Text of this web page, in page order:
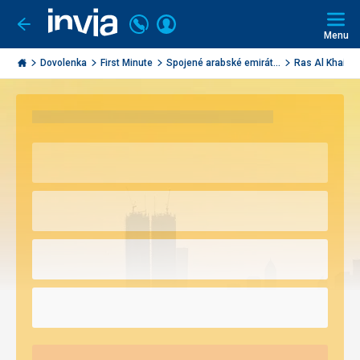
Ísť
späť
Invia.sk
Volajte
+421
2
3221
0491
Prihlásiť
Menu
Dovolenka First Minute Spojené arabské emirát... Ras Al